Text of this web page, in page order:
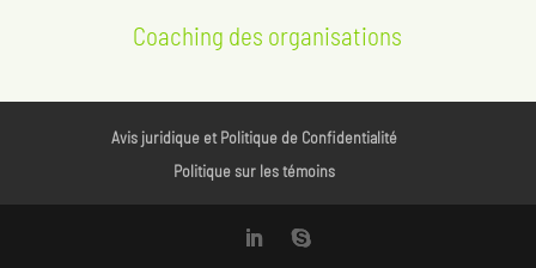
Coaching des organisations
Avis juridique et Politique de Confidentialité
Politique sur les témoins